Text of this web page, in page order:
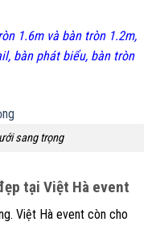
1.6m và bàn tròn 1.2m,
bàn phát biểu, bàn tròn
sang trọng
tại Việt Hà event
Việt Hà event còn cho